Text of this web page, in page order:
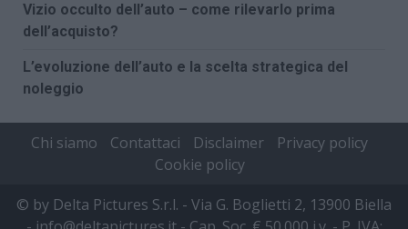
Vizio occulto dell’auto – come rilevarlo prima
dell’acquisto?
L’evoluzione dell’auto e la scelta strategica del
noleggio
Chi siamo Contattaci Disclaimer
Privacy policy
Cookie policy
© by Delta Pictures S.r.l. - Via G. Boglietti 2, 13900 Biella